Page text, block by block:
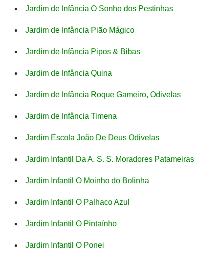
Jardim de Infância O Sonho dos Pestinhas
Jardim de Infância Pião Mágico
Jardim de Infância Pipos & Bibas
Jardim de Infância Quina
Jardim de Infância Roque Gameiro, Odivelas
Jardim de Infância Timena
Jardim Escola João De Deus Odivelas
Jardim Infantil Da A. S. S. Moradores Patameiras
Jardim Infantil O Moinho do Bolinha
Jardim Infantil O Palhaco Azul
Jardim Infantil O Pintaínho
Jardim Infantil O Ponei